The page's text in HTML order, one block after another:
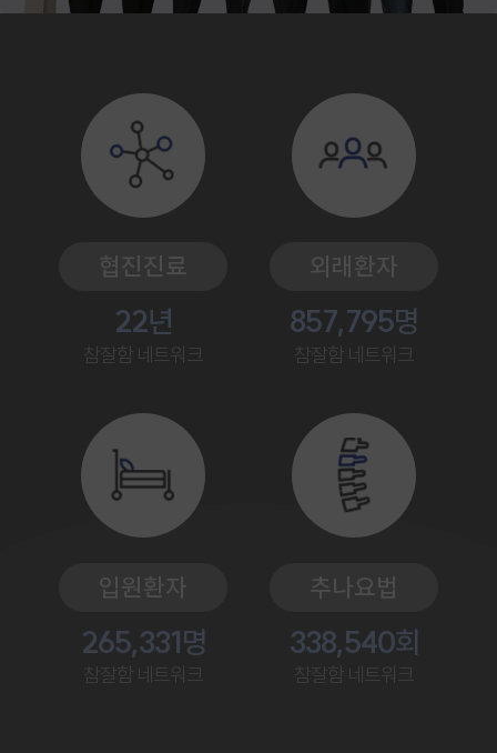
협진진료
22년
참잘함 네트워크
외래환자
857,795명
참잘함 네트워크
입원환자
265,331명
참잘함 네트워크
추나요법
338,540회
참잘함 네트워크